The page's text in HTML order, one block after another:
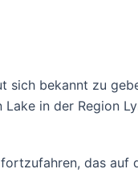
sich bekannt zu
in der Region
das auf